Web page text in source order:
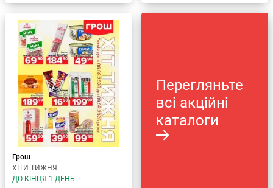
Грош
ХІТИ ТИЖНЯ
ДО КІНЦЯ 1 ДЕНЬ
Перегляньте
всі акційні
каталоги